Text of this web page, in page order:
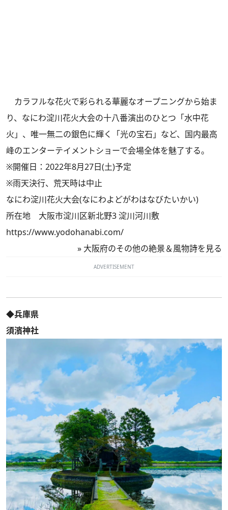
カラフルな花火で彩られる華麗なオープニングから始ま
り、なにわ淀川花火大会の十八番演出のひとつ「水中花
火」、唯一無二の銀色に輝く「光の宝石」など、国内最高
峰のエンターテイメントショーで会場全体を魅了する。
※開催日：2022年8月27日(土)予定
※雨天決行、荒天時は中止
なにわ淀川花火大会(なにわよどがわはなびたいかい)
所在地 大阪市淀川区新北野3 淀川河川敷
https://www.yodohanabi.com/
» 大阪府のその他の絶景＆風物詩を見る
ADVERTISEMENT
◆兵庫県
須濱神社